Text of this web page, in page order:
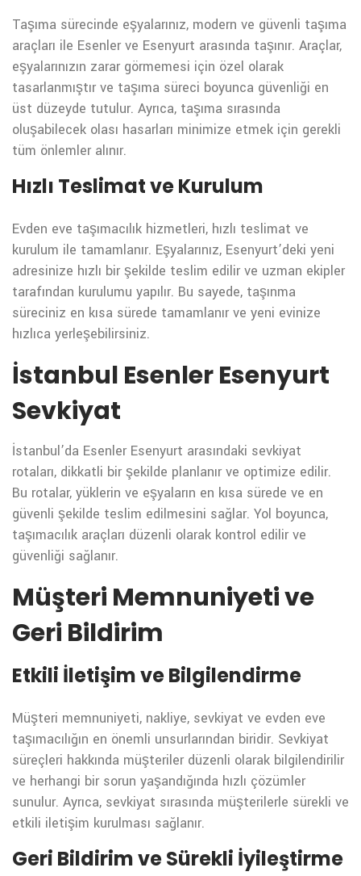
Taşıma sürecinde eşyalarınız, modern ve güvenli taşıma
araçları ile Esenler ve Esenyurt arasında taşınır. Araçlar,
eşyalarınızın zarar görmemesi için özel olarak
tasarlanmıştır ve taşıma süreci boyunca güvenliği en
üst düzeyde tutulur. Ayrıca, taşıma sırasında
oluşabilecek olası hasarları minimize etmek için gerekli
tüm önlemler alınır.
Hızlı Teslimat ve Kurulum
Evden eve taşımacılık hizmetleri, hızlı teslimat ve
kurulum ile tamamlanır. Eşyalarınız, Esenyurt’deki yeni
adresinize hızlı bir şekilde teslim edilir ve uzman ekipler
tarafından kurulumu yapılır. Bu sayede, taşınma
süreciniz en kısa sürede tamamlanır ve yeni evinize
hızlıca yerleşebilirsiniz.
İstanbul Esenler Esenyurt
Sevkiyat
İstanbul’da Esenler Esenyurt arasındaki sevkiyat
rotaları, dikkatli bir şekilde planlanır ve optimize edilir.
Bu rotalar, yüklerin ve eşyaların en kısa sürede ve en
güvenli şekilde teslim edilmesini sağlar. Yol boyunca,
taşımacılık araçları düzenli olarak kontrol edilir ve
güvenliği sağlanır.
Müşteri Memnuniyeti ve
Geri Bildirim
Etkili İletişim ve Bilgilendirme
Müşteri memnuniyeti, nakliye, sevkiyat ve evden eve
taşımacılığın en önemli unsurlarından biridir. Sevkiyat
süreçleri hakkında müşteriler düzenli olarak bilgilendirilir
ve herhangi bir sorun yaşandığında hızlı çözümler
sunulur. Ayrıca, sevkiyat sırasında müşterilerle sürekli ve
etkili iletişim kurulması sağlanır.
Geri Bildirim ve Sürekli İyileştirme